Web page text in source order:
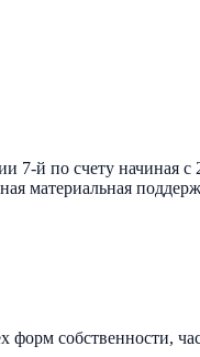
й по счету начиная с
материальная
собственности,